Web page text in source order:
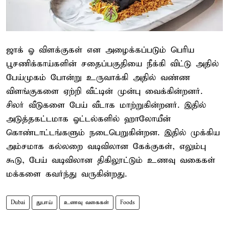
ஜாக் ஓ விளக்குகள் என அழைக்கப்படும் பெரிய
பூசணிக்காய்களின் சதைப்பகுதியை நீக்கி விட்டு அதில்
பேய்முகம் போன்று உருவாக்கி அதில் வண்ண
விளங்குகளை ஏற்றி வீட்டின் முன்பு வைக்கின்றனர்.
சிலர் வீடுகளை பேய் வீடாக மாற்றுகின்றனர். இதில்
அடுத்தகட்டமாக ஓட்டல்களில் ஹாலோயீன்
கொண்டாட்டங்களும் நடைபெறுகின்றன. இதில் முக்கிய
அம்சமாக கல்லறை வடிவிலான கேக்குகள், எலும்பு
கூடு, பேய் வடிவிலான திகிலூட்டும் உணவு வகைகள்
மக்களை கவர்ந்து வருகின்றது.
Dubai துபாய் உணவு வகைகள் Foods